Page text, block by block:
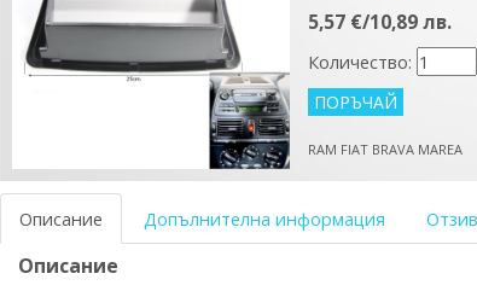
5,57 €/10,89 лв.
Количество:
RAM FIAT BRAVA MAREA
Описание Допълнителна информация
Описание